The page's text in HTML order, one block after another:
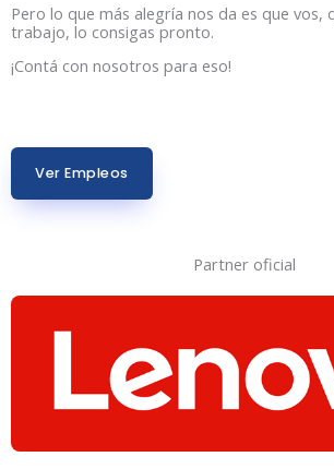
Pero lo que más alegría nos da es que vos,
trabajo, lo consigas pronto.
¡Contá con nosotros para eso!
Ver Empleos
Partner oficial